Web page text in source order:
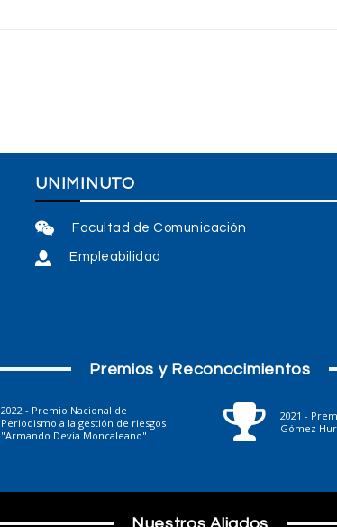
UNIMINUTO
Facultad de Comunicación
Empleabilidad
Premios y Reconocimientos
2022 - Premio Nacional de
Periodismo a la gestión de riesgos
"Armando Devia Moncaleano"
2021 -
Gómez
Nuestros Aliados